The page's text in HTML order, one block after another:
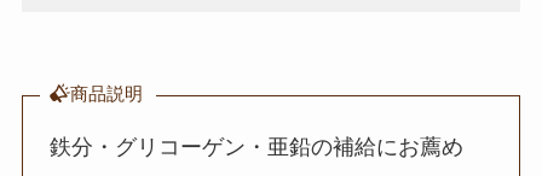
商品説明
鉄分・グリコーゲン・亜鉛の補給にお薦め